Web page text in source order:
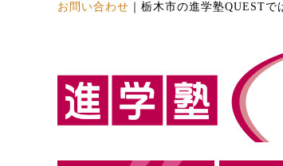
お問い合わせ 栃木市の進学塾QUESTで